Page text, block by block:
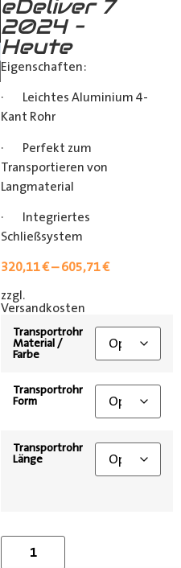
eDeliver 7
2024 –
Heute
Eigenschaften:
· Leichtes Aluminium 4-
Kant Rohr
· Perfekt zum
Transportieren von
Langmaterial
· Integriertes
Schließsystem
320,11€–605,71€
zzgl.
Versandkosten
Transportrohr
Material /
Farbe
Transportrohr
Form
Transportrohr
Länge